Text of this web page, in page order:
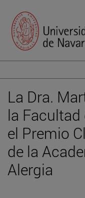
La Dra.
la
el Premio
de la
Alergia